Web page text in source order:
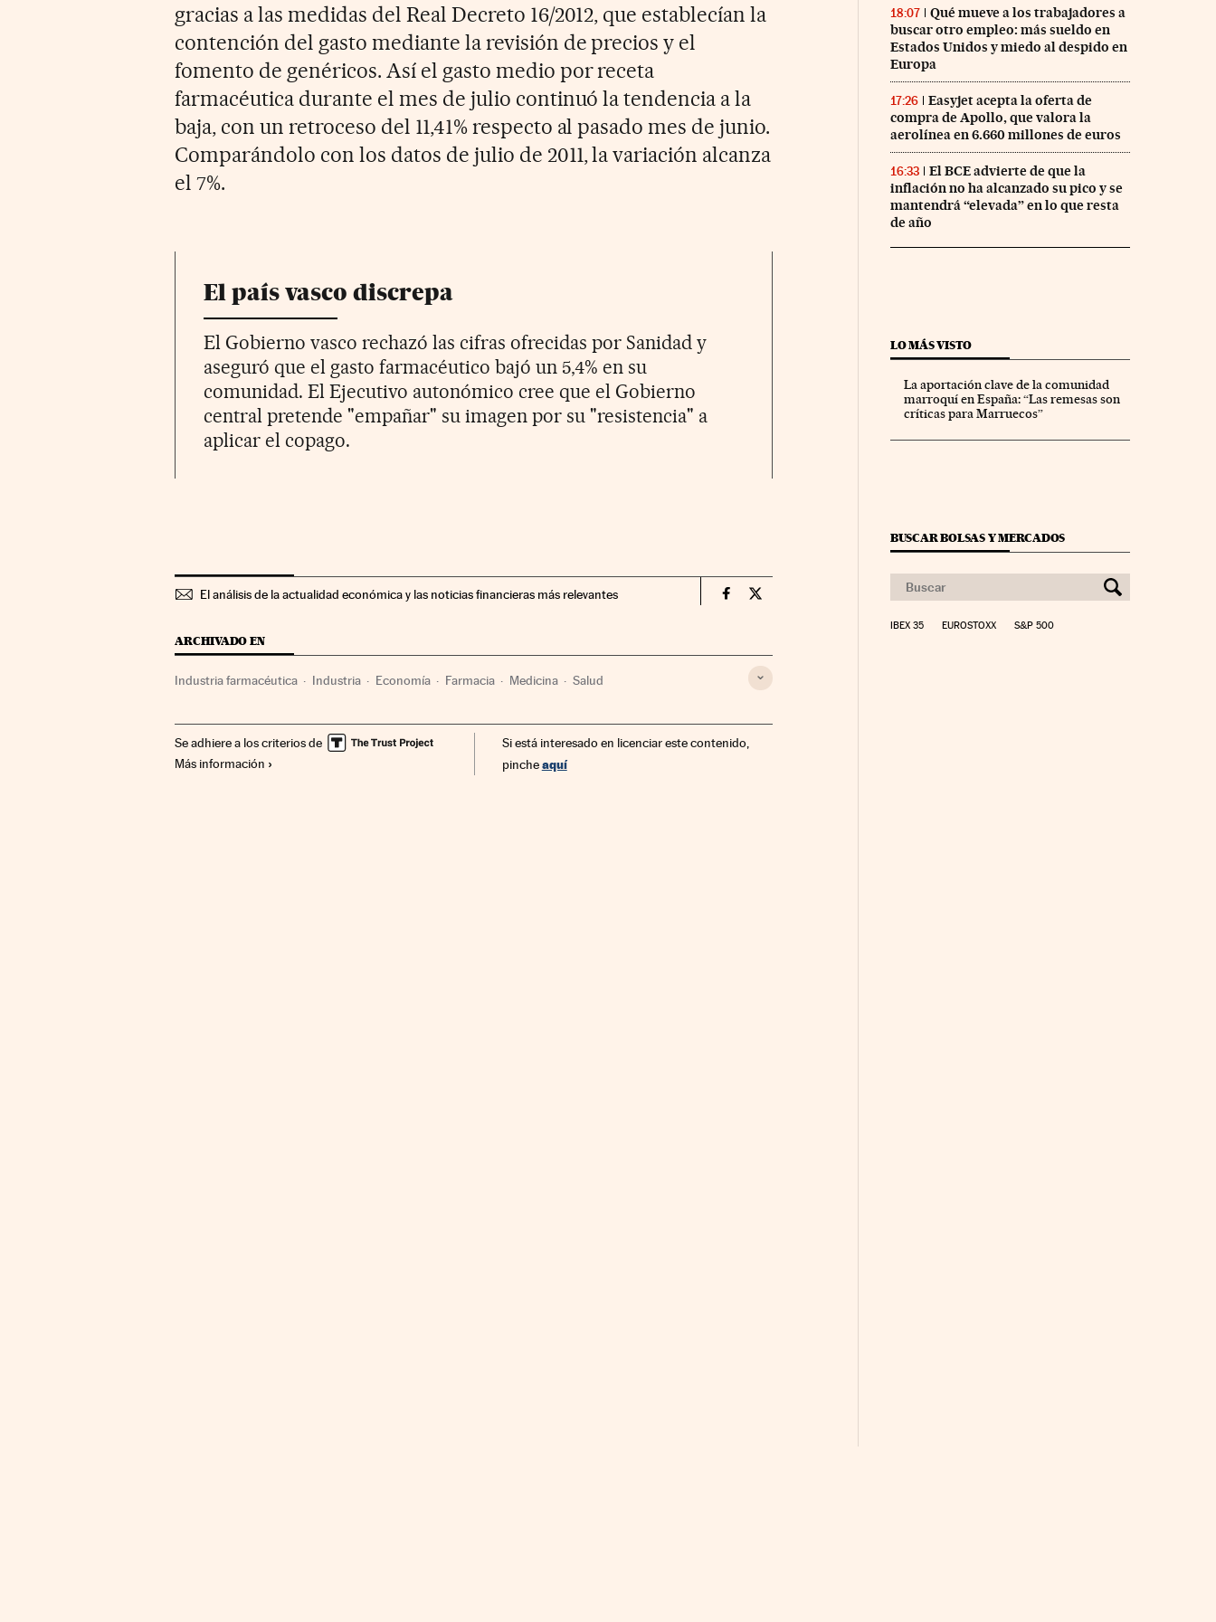
gracias a las medidas del Real Decreto 16/2012, que establecían la
contención del gasto mediante la revisión de precios y el
fomento de genéricos. Así el gasto medio por receta
farmacéutica durante el mes de julio continuó la tendencia a la
baja, con un retroceso del 11,41% respecto al pasado mes de junio.
Comparándolo con los datos de julio de 2011, la variación alcanza
el 7%.
El país vasco discrepa
El Gobierno vasco rechazó las cifras ofrecidas por Sanidad y
aseguró que el gasto farmacéutico bajó un 5,4% en su
comunidad. El Ejecutivo autonómico cree que el Gobierno
central pretende "empañar" su imagen por su "resistencia" a
aplicar el copago.
El análisis de la actualidad económica y las noticias financieras más relevantes Economia Cinco Días en Facebook
Economia Cinco Días en Twitter
ARCHIVADO EN
Industria farmacéutica Industria Economía Farmacia Medicina Salud
Se adhiere a los criterios de
Más información
Si está interesado en licenciar este contenido,
pincheaquí
18:07
Qué mueve a los trabajadores a
buscar otro empleo: más sueldo en
Estados Unidos y miedo al despido en
Europa
17:26
Easyjet acepta la oferta de
compra de Apollo, que valora la
aerolínea en 6.660 millones de euros
16:33
El BCE advierte de que la
inflación no ha alcanzado su pico y se
mantendrá “elevada” en lo que resta
de año
LO MÁS VISTO
La aportación clave de la comunidad
marroquí en España: “Las remesas son
críticas para Marruecos”
BUSCAR BOLSAS Y MERCADOS
IBEX 35 EUROSTOXX S&P 500